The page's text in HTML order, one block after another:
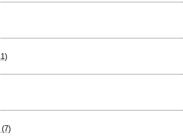
(7)